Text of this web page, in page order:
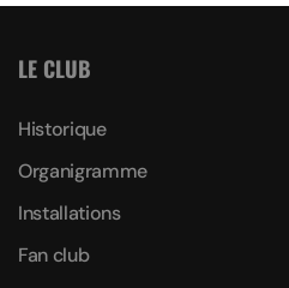
LE CLUB
Historique
Organigramme
Installations
Fan club